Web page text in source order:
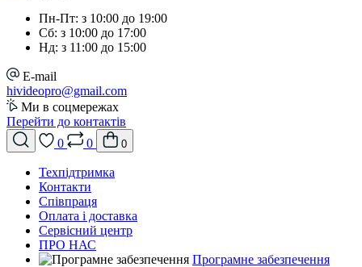
Пн-Пт: з 10:00 до 19:00
Сб: з 10:00 до 17:00
Нд: з 11:00 до 15:00
E-mail
hivideopro@gmail.com
Ми в соцмережах
Перейти до контактів
0
0 0
Техпідтримка
Контакти
Співпраця
Оплата і доставка
Сервісний центр
ПРО НАС
Програмне забезпечення